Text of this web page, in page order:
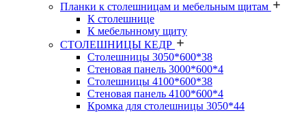
Планки к столешницам и мебельным щитам
К столешнице
К мебельнному щиту
СТОЛЕШНИЦЫ КЕДР
Столешницы 3050*600*38
Стеновая панель 3000*600*4
Столешницы 4100*600*38
Стеновая панель 4100*600*4
Кромка для столешницы 3050*44